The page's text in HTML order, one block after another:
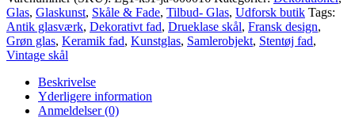
drueklase
formet
grønlig
skål
Glas, Glaskunst, Skåle & Fade, Tilbud- Glas, Udforsk butik Tags:
Antik glasværk, Dekorativt fad, Drueklase skål, Fransk design,
Grøn glas, Keramik fad, Kunstglas, Samlerobjekt, Stentøj fad,
Vintage skål
Beskrivelse
Yderligere information
Anmeldelser (0)